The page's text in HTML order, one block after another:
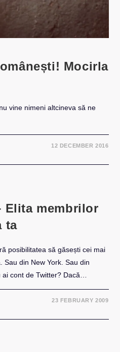
Mocirla
vine nimeni altcineva să ne
12 DECEMBER 2016
Elita membrilor
ta
posibilitatea să găsești cei mai
Sau din New York. Sau din
cont de Twitter? Dacă…
23 FEBRUARY 2009